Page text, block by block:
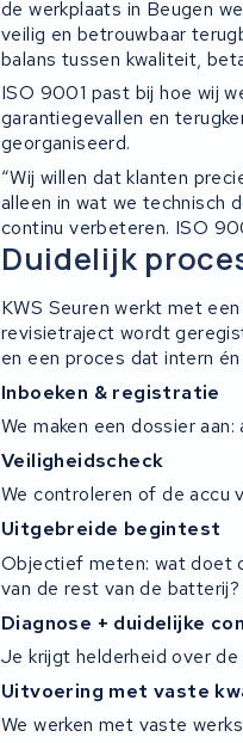
de werkplaats in Beugen
veilig en betrouwbaar
balans tussen kwaliteit,
ISO 9001 past bij hoe wij
garantiegevallen en
georganiseerd.
“Wij willen dat klanten
alleen in wat we technisch
continu verbeteren. ISO
Duidelijk
KWS Seuren werkt met
revisietraject wordt
en een proces dat intern
Inboeken & registratie
We maken een dossier
Veiligheidscheck
We controleren of de accu
Uitgebreide begintest
Objectief meten: wat doet
van de rest van de
Diagnose + duidelijke
Je krijgt helderheid over
Uitvoering met vaste
We werken met vaste